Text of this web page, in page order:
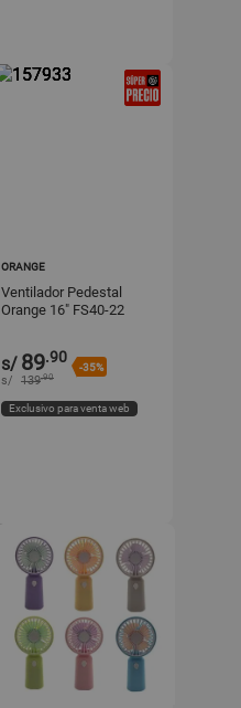
ORANGE
Ventilador Pedestal
Orange 16" FS40-22
s/ 89.90
-35%
s/ 139.90
Exclusivo para venta web